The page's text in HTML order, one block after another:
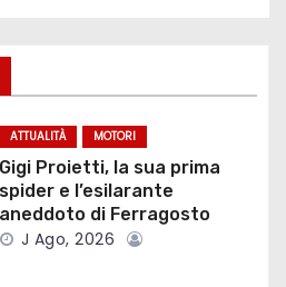
ATTUALITÀ MOTORI
Gigi Proietti, la sua prima
spider e l’esilarante
aneddoto di Ferragosto
J Ago, 2026